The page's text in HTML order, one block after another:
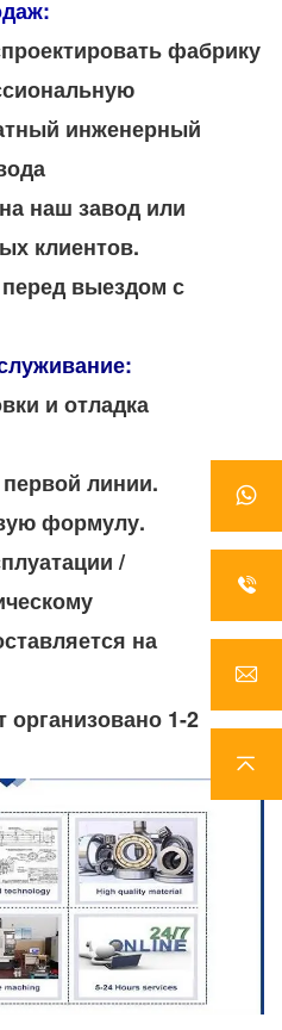
фабрику
инженерный
наш завод или
клиентов.
выездом с
и отладка
линии.
формулу.
/
на
организовано 1-2